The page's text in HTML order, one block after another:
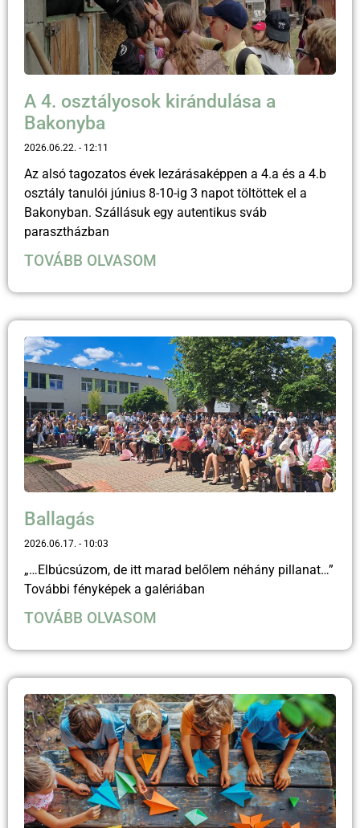
A 4. osztályosok kirándulása a
Bakonyba
2026.06.22. 12:11
Az alsó tagozatos évek lezárásaképpen a 4.a és a 4.b
osztály tanulói június 8-10-ig 3 napot töltöttek el a
Bakonyban. Szállásuk egy autentikus sváb
parasztházban
TOVÁBB OLVASOM
Ballagás
2026.06.17. 10:03
„…Elbúcsúzom, de itt marad belőlem néhány pillanat…”
További fényképek a galériában
TOVÁBB OLVASOM